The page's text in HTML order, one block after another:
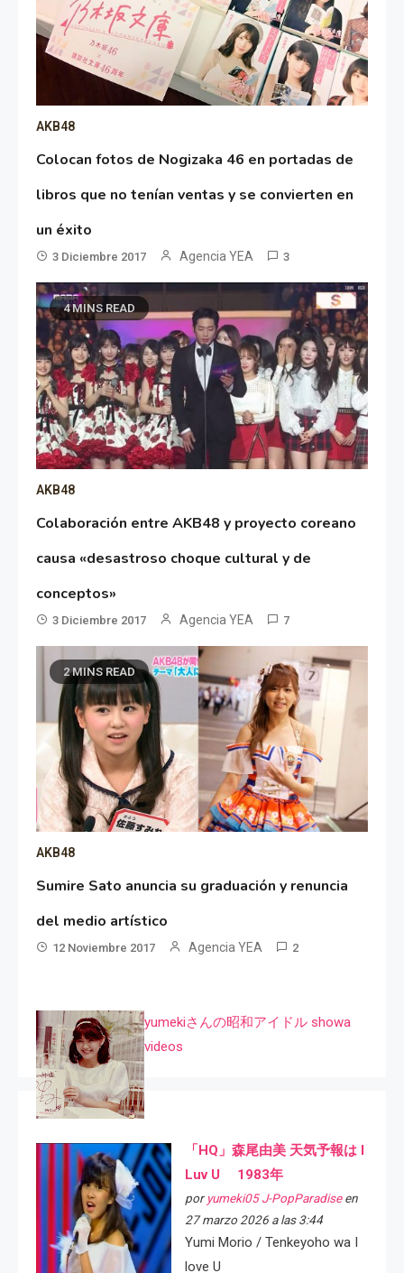
AKB48
Colocan fotos de Nogizaka 46 en portadas de
libros que no tenían ventas y se convierten en
un éxito
3 Diciembre 2017 Agencia YEA 3
4 MINS READ
AKB48
Colaboración entre AKB48 y proyecto coreano
causa «desastroso choque cultural y de
conceptos»
3 Diciembre 2017 Agencia YEA 7
2 MINS READ
AKB48
Sumire Sato anuncia su graduación y renuncia
del medio artístico
12 Noviembre 2017 Agencia YEA 2
yumekiさんの昭和アイドル showa
videos
「HQ」森尾由美 天気予報は I
Luv U 1983年
por yumeki05 J-PopParadiseen
27 marzo 2026 a las 3:44
Yumi Morio / Tenkeyoho wa I
love U